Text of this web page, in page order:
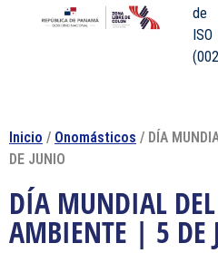
Inicio / Onomásticos / DÍA
DE JUNIO
DÍA MUNDIAL
AMBIENTE | 5 DE